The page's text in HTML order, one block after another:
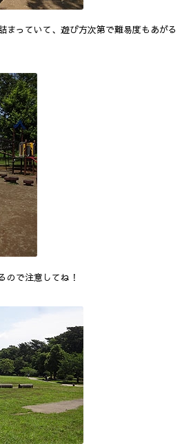
まっていて、遊び方次第で難易度もあがる
ので注意してね！